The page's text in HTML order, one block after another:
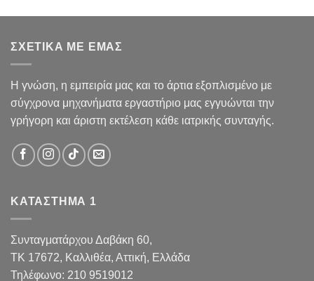
ΣΧΕΤΙΚΑ ΜΕ ΕΜΑΣ
Η γνώση, η εμπειρία μας και το άρτια εξοπλισμένο με
σύγχρονα μηχανήματα εργαστήριο μας εγγυώνται την
γρήγορη και άριστη εκτέλεση κάθε ιατρικής συνταγής.
ΚΑΤΑΣΤΗΜΑ 1
Συνταγματάρχου Δαβάκη 60,
TK 17672, Καλλιθέα, Αττική, Ελλάδα
Τηλέφωνο: 210 9519012